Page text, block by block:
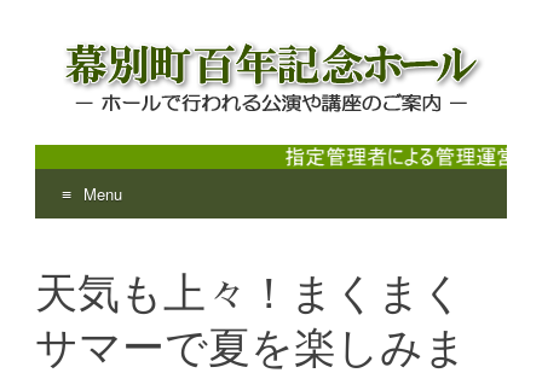
幕別町百年記念ホール
ホールで行われる公演や講座のご案内
Menu
content
天気も上々！まくまく
サマーで夏を楽しみま